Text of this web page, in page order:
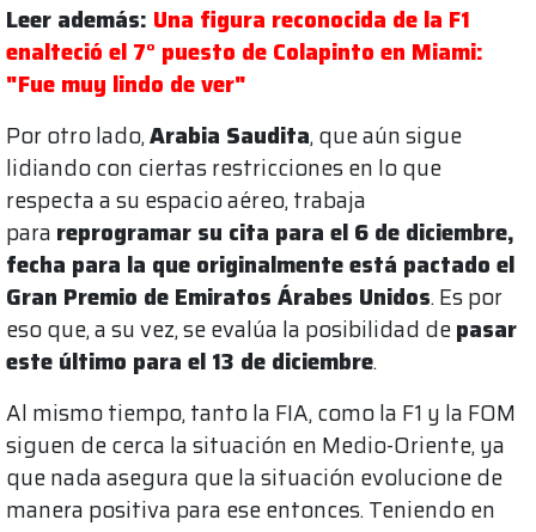
Leer además: Una figura reconocida de la F1
enalteció el 7° puesto de Colapinto en Miami:
"Fue muy lindo de ver"
Por otro lado,Arabia Saudita, que aún sigue
lidiando con ciertas restricciones en lo que
respecta a su espacio aéreo, trabaja
para reprogramar su cita para el 6 de diciembre,
fecha para la que originalmente está pactado el
Gran Premio de Emiratos Árabes Unidos. Es por
eso que, a su vez, se evalúa la posibilidad depasar
este último para el 13 de diciembre.
Al mismo tiempo, tanto la FIA, como la F1 y la FOM
siguen de cerca la situación en Medio-Oriente, ya
que nada asegura que la situación evolucione de
manera positiva para ese entonces. Teniendo en